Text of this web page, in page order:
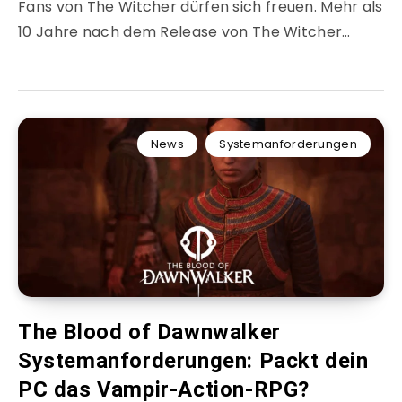
Fans von The Witcher dürfen sich freuen. Mehr als
10 Jahre nach dem Release von The Witcher…
News Systemanforderungen
The Blood of Dawnwalker
Systemanforderungen: Packt dein
PC das Vampir-Action-RPG?